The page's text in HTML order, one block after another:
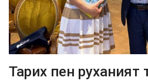
Тарих пен руханият